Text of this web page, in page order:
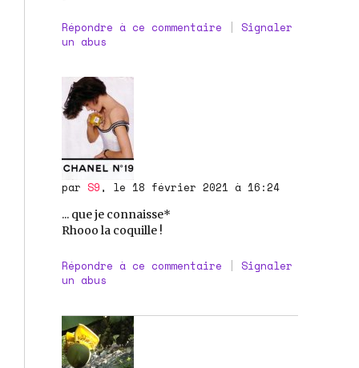
Répondre à ce commentaire | Signaler
un abus
par S9 , le 18 février 2021 à 16:24
... que je connaisse*
Rhooo la coquille !
Répondre à ce commentaire | Signaler
un abus